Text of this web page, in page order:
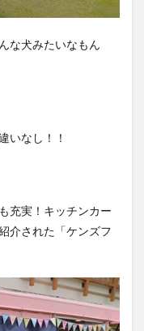
な犬みたいなもん
いなし！！
充実！キッチンカー
介された「ケンズフ